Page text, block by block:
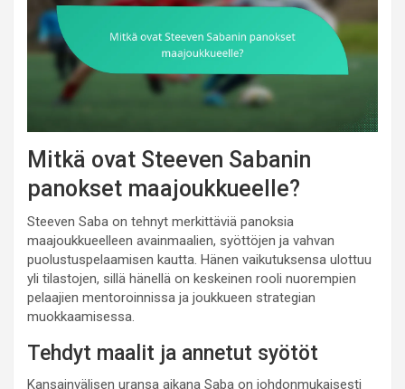
Mitkä ovat Steeven Sabanin
panokset maajoukkueelle?
Steeven Saba on tehnyt merkittäviä panoksia
maajoukkueelleen avainmaalien, syöttöjen ja vahvan
puolustuspelaamisen kautta. Hänen vaikutuksensa ulottuu
yli tilastojen, sillä hänellä on keskeinen rooli nuorempien
pelaajien mentoroinnissa ja joukkueen strategian
muokkaamisessa.
Tehdyt maalit ja annetut syötöt
Kansainvälisen uransa aikana Saba on johdonmukaisesti